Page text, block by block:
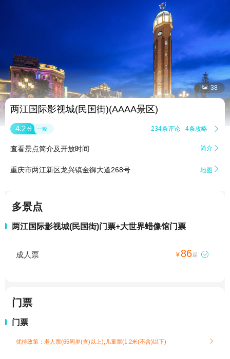
 38
两江国际影视城(民国街)(AAAA景区)
4.2 分 一般 234条评论 4条攻略 
查看景点简介及开放时间 简介 
重庆市两江新区龙兴镇金御大道268号 地图 
多景点
两江国际影视城(民国街)门票+大世界蜡像馆门票
成人票 ¥ 86起 
门票
门票
优待政策：老人票(65周岁(含)以上),儿童票(1.2米(不含)以下) 